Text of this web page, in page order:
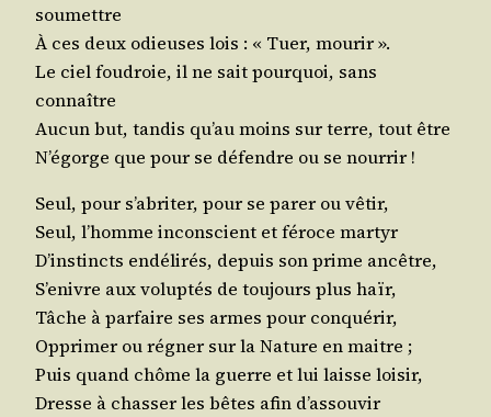
soumettre
À ces deux odieuses lois : « Tuer, mourir ».
Le ciel fou­droie, il ne sait pour­quoi, sans
connaître
Aucun but, tan­dis qu’au moins sur terre, tout être
N’égorge que pour se défendre ou se nourrir !
Seul, pour s’abriter, pour se parer ou vêtir,
Seul, l’homme incons­cient et féroce martyr
D’instincts endé­li­rés, depuis son prime ancêtre,
S’enivre aux volup­tés de tou­jours plus haïr,
Tâche à par­faire ses armes pour conquérir,
Oppri­mer ou régner sur la Nature en maitre ;
Puis quand chôme la guerre et lui laisse loisir,
Dresse à chas­ser les bêtes afin d’assouvir